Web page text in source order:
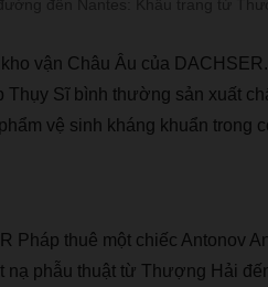
vận Châu Âu của
Thụy Sĩbình thường sản xuất ch
ẩm vệ sinh kháng khuẩn trong c
Pháp thuê một chiếc Antonov
t nạ phẫu thuật từ Thượng H ải đế